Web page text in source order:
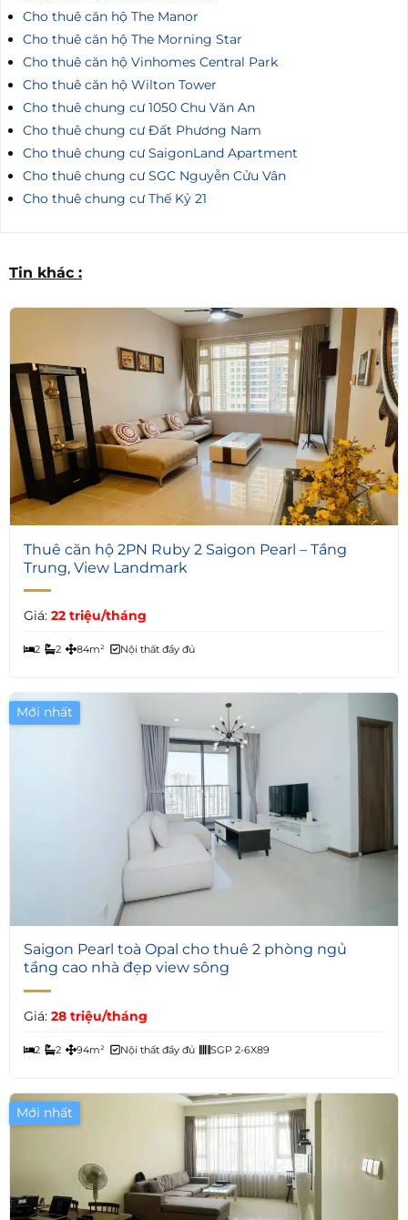
Cho thuê căn hộ The Manor
Cho thuê căn hộ The Morning Star
Cho thuê căn hộ Vinhomes Central Park
Cho thuê căn hộ Wilton Tower
Cho thuê chung cư 1050 Chu Văn An
Cho thuê chung cư Đất Phương Nam
Cho thuê chung cư SaigonLand Apartment
Cho thuê chung cư SGC Nguyễn Cửu Vân
Cho thuê chung cư Thế Kỷ 21
Tin khác :
5
Thuê căn hộ 2PN Ruby 2 Saigon Pearl – Tầng
Trung, View Landmark
Giá: 22 triệu/tháng
2 2 84m² Nội thất đầy đủ
Mới nhất
6
Saigon Pearl toà Opal cho thuê 2 phòng ngủ
tầng cao nhà đẹp view sông
Giá: 28 triệu/tháng
2 2 94m² Nội thất đầy đủ SGP 2-6X89
Mới nhất